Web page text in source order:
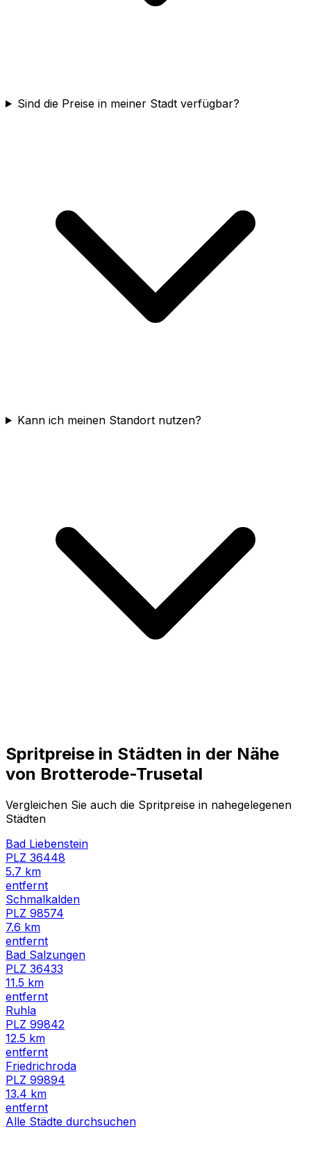
Sind die Preise in meiner Stadt verfügbar?
Kann ich meinen Standort nutzen?
Spritpreise in Städten in der Nähe
von Brotterode-Trusetal
Vergleichen Sie auch die Spritpreise in nahegelegenen
Städten
Bad Liebenstein
PLZ 36448
5.7 km
entfernt
Schmalkalden
PLZ 98574
7.6 km
entfernt
Bad Salzungen
PLZ 36433
11.5 km
entfernt
Ruhla
PLZ 99842
12.5 km
entfernt
Friedrichroda
PLZ 99894
13.4 km
entfernt
Alle Städte durchsuchen